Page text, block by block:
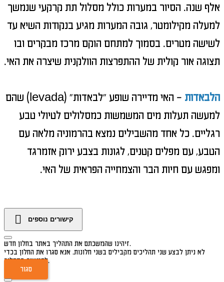
אלף שנה. הסיור במערות כולל מסלול תת קרקעי שנמשך
למעלה מקילומטר, גובה המערות מגיע בנקודות השיא עד
לשישה מטרים. בסמוך למתחם הוקם מרכז מבקרים ובו
תצוגה אור קולית של ההתפרצות הוולקנית שיצרה את האי.
הלבאדות – האי מדיירה שופע "לבאדות" (levada ) שהם
למעשה תעלות מים המשמשות כמסלולים לטיולי טבע
רגליים. כל אחד מהשבילים נמצא בהרמוניה מלאה עם
הטבע, עם מפלים קטנים, לגונות בצבע ירוק אזמרגד
ומפגש עם חיות הבר והצמחייה הפראית של האי.
קישורים נוספים
זיהינו שהמשכתם את התהליך באתר בחלון חדש.
לא ניתן לבצע שני תהליכים מקבילים בשני חלונות. אנא סגרו את החלון בכדי
להמשיך בתהליך.
סגור